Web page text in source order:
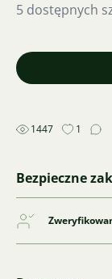
5 dostępnych
1447 1
Bezpieczne